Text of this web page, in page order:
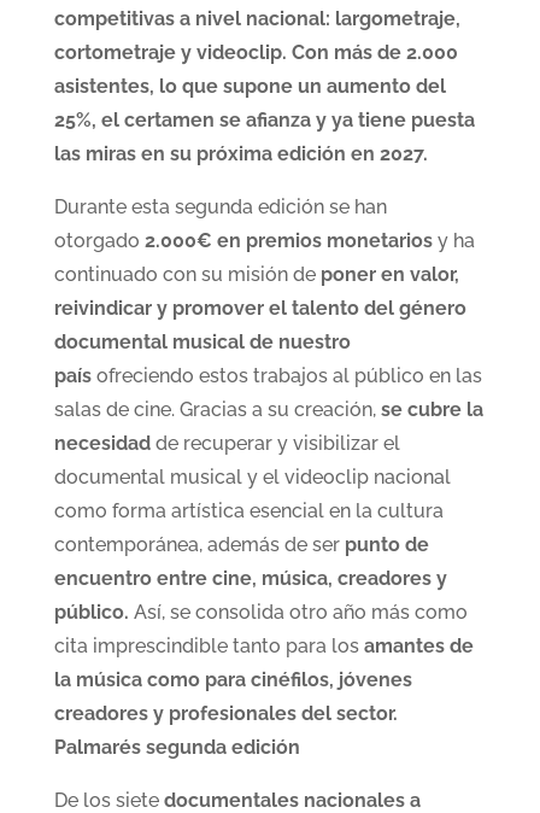
competitivas a nivel nacional: largometraje,
cortometraje y videoclip. Con más de 2.000
asistentes, lo que supone un aumento del
25%, el certamen se afianza y ya tiene puesta
las miras en su próxima edición en 2027.
Durante esta segunda edición se han
otorgado 2.000€ en premios monetariosy ha
continuado con su misión de poner en valor,
reivindicar y promover el talento del género
documental musical de nuestro
paísofreciendo estos trabajos al público en las
salas de cine. Gracias a su creación, se cubre la
necesidad de recuperar y visibilizar el
documental musical y el videoclip nacional
como forma artística esencial en la cultura
contemporánea, además de ser punto de
encuentro entre cine, música, creadores y
público. Así, se consolida otro año más como
cita imprescindible tanto para los amantes de
la música como para cinéfilos, jóvenes
creadores y profesionales del sector.
Palmarés segunda edición
De los siete documentales nacionales a